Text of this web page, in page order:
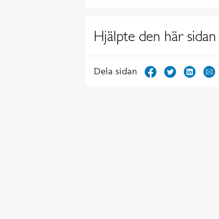
Hjälpte den här sidan
Dela sidan